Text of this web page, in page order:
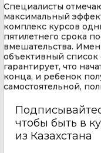
Специалисты
максимальный
комплекс курсов
пятилетнего срока
вмешательства.
объективный
гарантирует, что
конца, и ребенок
самостоятельной,
чтобы быть в
из Казахстана